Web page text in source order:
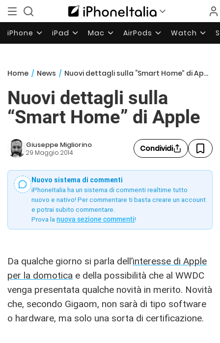
iPhone iPad Mac AirPods Watch
Home / News / Nuovi dettagli sulla “Smart Home” di Apple
Nuovi dettagli sulla
“Smart Home” di Apple
Giuseppe Migliorino
29 Maggio 2014 Condividi
Nuovo sistema di commenti
iPhoneItalia ha un sistema di commenti realtime tutto
nuovo e nativo! Per commentare ti basta creare un account
e potrai subito commentare.
Prova la nuova sezione commenti!
Da qualche giorno si parla dell’interesse di Apple
per la domotica e della possibilità che al WWDC
venga presentata qualche novità in merito. Novità
che, secondo Gigaom, non sarà di tipo software
o hardware, ma solo una sorta di certificazione.